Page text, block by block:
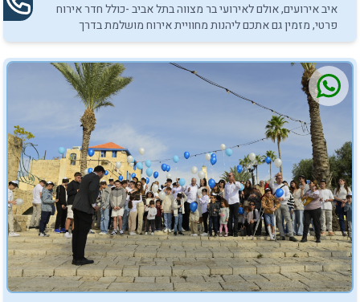
איב אירועים, אולם לאירועי בר מצווה בתל אביב -כולל חדר אירוח
פרטי, מזמין גם אתכם ליהנות מחוויית אירוח מושלמת בדרך
לאירוע המושלם.